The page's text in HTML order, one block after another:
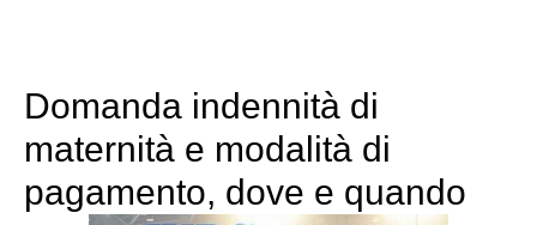
Domanda indennità di
maternità e modalità di
pagamento, dove e quando